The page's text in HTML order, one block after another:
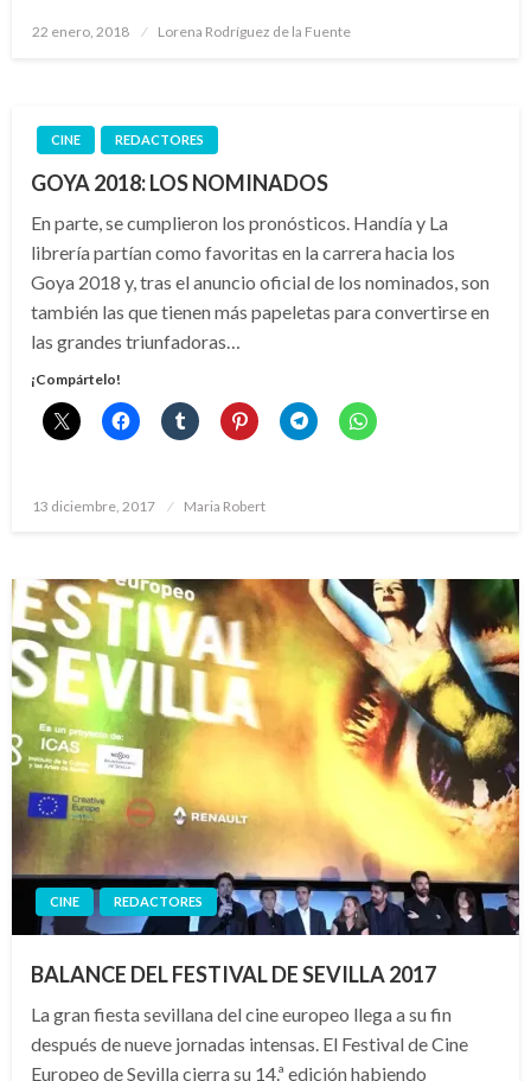
Publicado
22 enero, 2018 Lorena Rodríguez de la Fuente
CINE REDACTORES
GOYA 2018: LOS NOMINADOS
En parte, se cumplieron los pronósticos. Handía y La
librería partían como favoritas en la carrera hacia los
Goya 2018 y, tras el anuncio oficial de los nominados, son
también las que tienen más papeletas para convertirse en
las grandes triunfadoras…
¡Compártelo!
Publicado
13 diciembre, 2017 Maria Robert
CINE REDACTORES
BALANCE DEL FESTIVAL DE SEVILLA 2017
La gran fiesta sevillana del cine europeo llega a su fin
después de nueve jornadas intensas. El Festival de Cine
Europeo de Sevilla cierra su 14.ª edición habiendo